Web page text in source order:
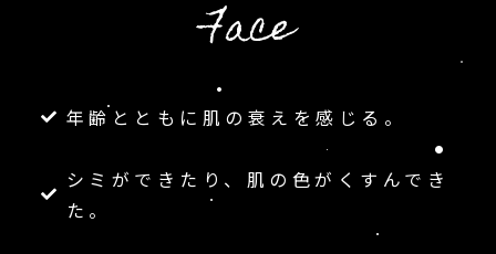
Face
年齢とともに肌の衰えを感じる。
シミができたり、肌の色がくすんでき
た。